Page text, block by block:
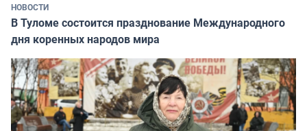
НОВОСТИ
В Туломе состоится празднование Международного
дня коренных народов мира